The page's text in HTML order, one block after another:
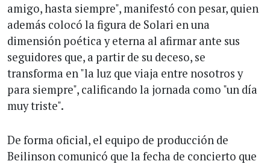
amigo, hasta siempre", manifestó con pesar, quien
además colocó la figura de Solari en una
dimensión poética y eterna al afirmar ante sus
seguidores que, a partir de su deceso, se
transforma en "la luz que viaja entre nosotros y
para siempre", calificando la jornada como "un día
muy triste".
De forma oficial, el equipo de producción de
Beilinson comunicó que la fecha de concierto que